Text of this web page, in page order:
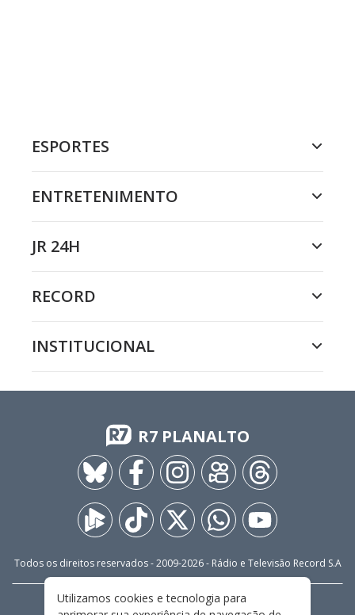
ESPORTES
ENTRETENIMENTO
JR 24H
RECORD
INSTITUCIONAL
R7 PLANALTO
Todos os direitos reservados - 2009-2026- Rádio e Televisão Record S.A
FALE CONOSCO PRIVACIDADE
Utilizamos cookies e tecnologia para